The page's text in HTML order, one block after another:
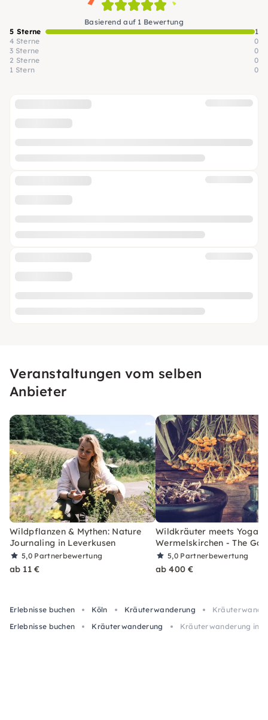
Basierend auf 1 Bewertung
5 Sterne
1
4 Sterne
0
3 Sterne
0
2 Sterne
0
1 Stern
0
Veranstaltungen vom selben
Anbieter
Wildpflanzen & Mythen: Nature
Journaling in Leverkusen
5,0 Partnerbewertung
ab 11 €
Wildkräuter meets Yoga
Wermelskirchen - The
5,0 Partnerbewertung
ab 400 €
Erlebnisse buchen Köln Kräuterwanderung
Erlebnisse buchen
Kräuterwanderung Kräuterwanderung in